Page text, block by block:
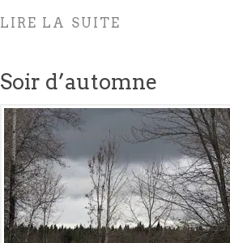
LIRE LA SUITE
Soir d’automne